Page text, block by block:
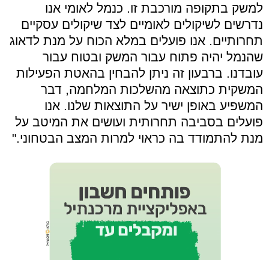
למשק בתקופה מורכבת זו. כנמל לאומי אנו
נדרשים לשיקולים לאומיים לצד שיקולים עסקיים
תחרותיים. אנו פועלים במלא הכוח על מנת לדאוג
שהנמל יהיה פתוח עבור המשק ובטוח עבור
עובדנו. ברבעון זה ניתן להבחין בהאטת הפעילות
המשקית כתוצאה מהשלכות המלחמה, דבר
המשפיע באופן ישיר על התוצאות שלנו. אנו
פועלים בסביבה תחרותית ועושים את המיטב על
מנת להתמודד בה כראוי למרות המצב הבטחוני."